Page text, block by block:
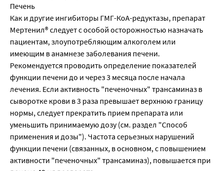
Печень
Как и другие ингибиторы ГМГ-КоА-редуктазы, препарат
Мертенил® следует с особой осторожностью назначать
пациентам, злоупотребляющим алкоголем или
имеющим в анамнезе заболевания печени.
Рекомендуется проводить определение показателей
функции печени до и через 3 месяца после начала
лечения. Если активность "печеночных" трансаминаз в
сыворотке крови в 3 раза превышает верхнюю границу
нормы, следует прекратить прием препарата или
уменьшить принимаемую дозу (см. раздел "Способ
применения и дозы"). Частота серьезных нарушений
функции печени (связанных, в основном, с повышением
активности "печеночных" трансаминаз), повышается при